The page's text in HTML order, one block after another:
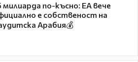
милиарда по-късно: EA вече
е собственост на
Арабия💰